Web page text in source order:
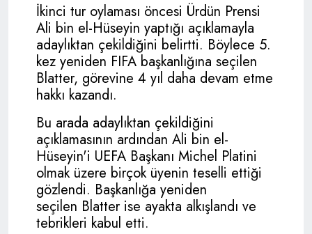
İkinci tur oylaması öncesi Ürdün Prensi
Ali bin el-Hüseyin yaptığı açıklamayla
adaylıktan çekildiğini belirtti. Böylece 5.
kez yeniden FIFA başkanlığına seçilen
Blatter, görevine 4 yıl daha devam etme
hakkı kazandı.
Bu arada adaylıktan çekildiğini
açıklamasının ardından Ali bin el-
Hüseyin'i UEFA Başkanı Michel Platini
olmak üzere birçok üyenin teselli ettiği
gözlendi. Başkanlığa yeniden
seçilen Blatter ise ayakta alkışlandı ve
tebrikleri kabul etti.